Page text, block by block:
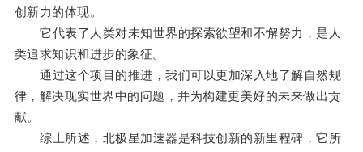
创新力的体现。
它代表了人类对未知世界的探索欲望和不懈努力，是人
类追求知识和进步的象征。
通过这个项目的推进，我们可以更加深入地了解自然规
律，解决现实世界中的问题，并为构建更美好的未来做出贡
献。
综上所述，北极星加速器是科技创新的新里程碑，它所